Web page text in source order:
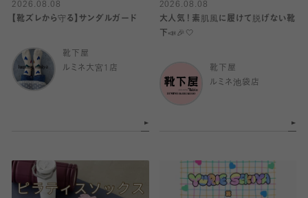
2026.08.08
【靴ズレから守る】サンダルガード
靴下屋
ルミネ大宮1店
2026.08.08
大人気！素肌風に履けて脱げない靴
下📣🎉🤍
靴下屋
ルミネ池袋店